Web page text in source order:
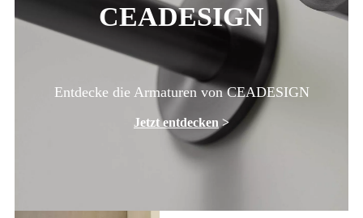
CEADESIGN
Entdecke die Armaturen von CEADESIGN
Jetzt entdecken >